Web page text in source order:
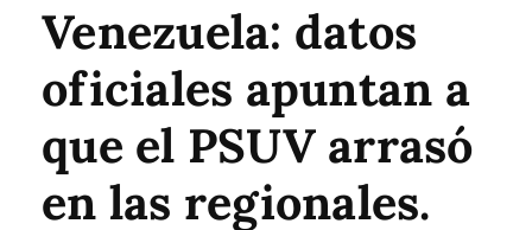
Venezuela: datos
oficiales apuntan a
que el PSUV arrasó
en las regionales.